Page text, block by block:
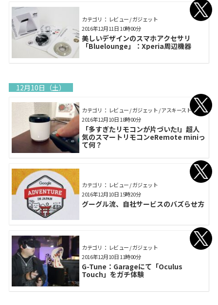
カテゴリ： レビュー / ガジェット
美しいデザインのスマホアクセサリ
「Bluelounge」：Xperia周辺機器
2016年12月11日 10時00分
12月10日（土）
カテゴリ： レビュー / ガジェット / アスキーストア
「多すぎたリモコンが片づいた!」超人
気のスマートリモコンeRemote miniっ
て何？
2016年12月10日 18時00分
カテゴリ： レビュー / ガジェット
グーグル流、自社サービスのバズらせ方
2016年12月10日 15時20分
カテゴリ： レビュー / ガジェット
G-Tune：Garageにて「Oculus
Touch」をガチ体験
2016年12月10日 11時00分